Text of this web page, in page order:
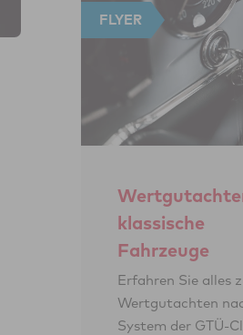
FLYER
klassische
Fahrzeuge
Erfahren Sie alles
Wert­gut­achten
System der GTÜ-